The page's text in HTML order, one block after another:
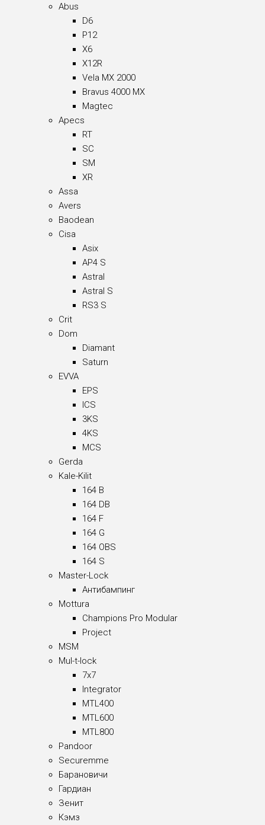
Abus
D6
P12
X6
X12R
Vela MX 2000
Bravus 4000 MX
Magtec
Apecs
RT
SC
SM
XR
Assa
Avers
Baodean
Cisa
Asix
AP4 S
Astral
Astral S
RS3 S
Crit
Dom
Diamant
Saturn
EVVA
EPS
ICS
3KS
4KS
MCS
Gerda
Kale-Kilit
164 B
164 DB
164 F
164 G
164 OBS
164 S
Master-Lock
Антибампинг
Mottura
Champions Pro Modular
Project
MSM
Mul-t-lock
7x7
Integrator
MTL400
MTL600
MTL800
Pandoor
Securemme
Барановичи
Гардиан
Зенит
Кэмз